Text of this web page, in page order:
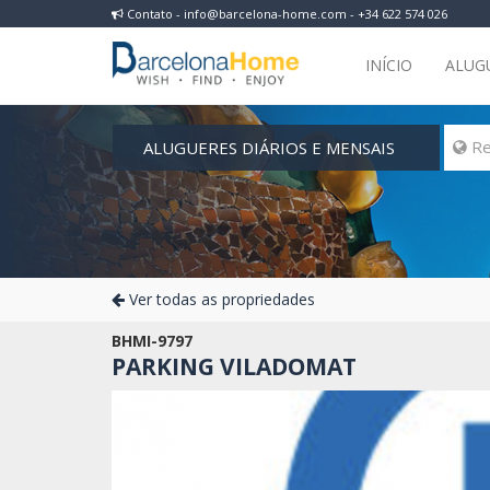
Contato - info@barcelona-home.com - +34 622 574 026
INÍCIO
ALUGUERES DIÁRIOS E MENSAIS 
Ver todas as propriedades
BHMI-9797
PARKING VILADOMAT